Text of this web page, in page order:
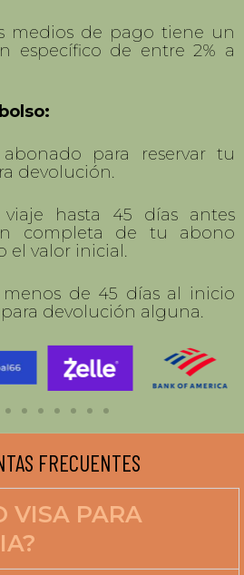
desde Estados Unidos
oMoneygram
para Medellín y
medios de pago tiene un
para reservar tu
devolución.
hasta 45 días antes
completa de tu abono
el valor inicial.
menos de 45 días al inicio
FRECUENTES